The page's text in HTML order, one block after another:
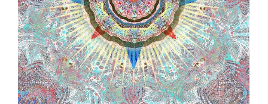
Add to Cart